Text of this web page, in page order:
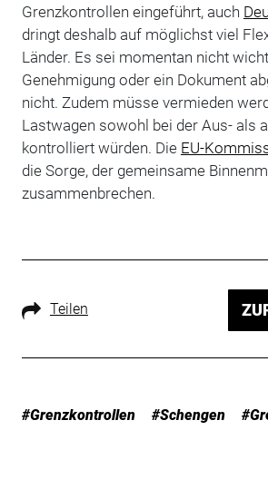
Grenzkontrollen eingeführt, auch
dringt deshalb auf möglichst viel
Länder. Es sei momentan nicht
Genehmigung oder ein Dokument
nicht. Zudem müsse vermieden
Lastwagen sowohl bei der Aus- als
kontrolliert würden. Die EU-
die Sorge, der gemeinsame
zusammenbrechen.
Teilen
#Grenzkontrollen #Schengen